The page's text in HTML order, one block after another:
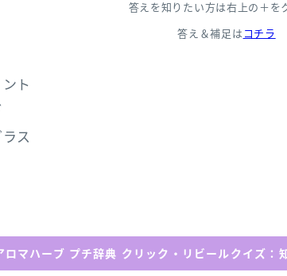
答えを知りたい方は右上の＋を
答え＆補足は コチラ
ト
ス
ロマハーブ プチ辞典 クリック・リビールクイズ：